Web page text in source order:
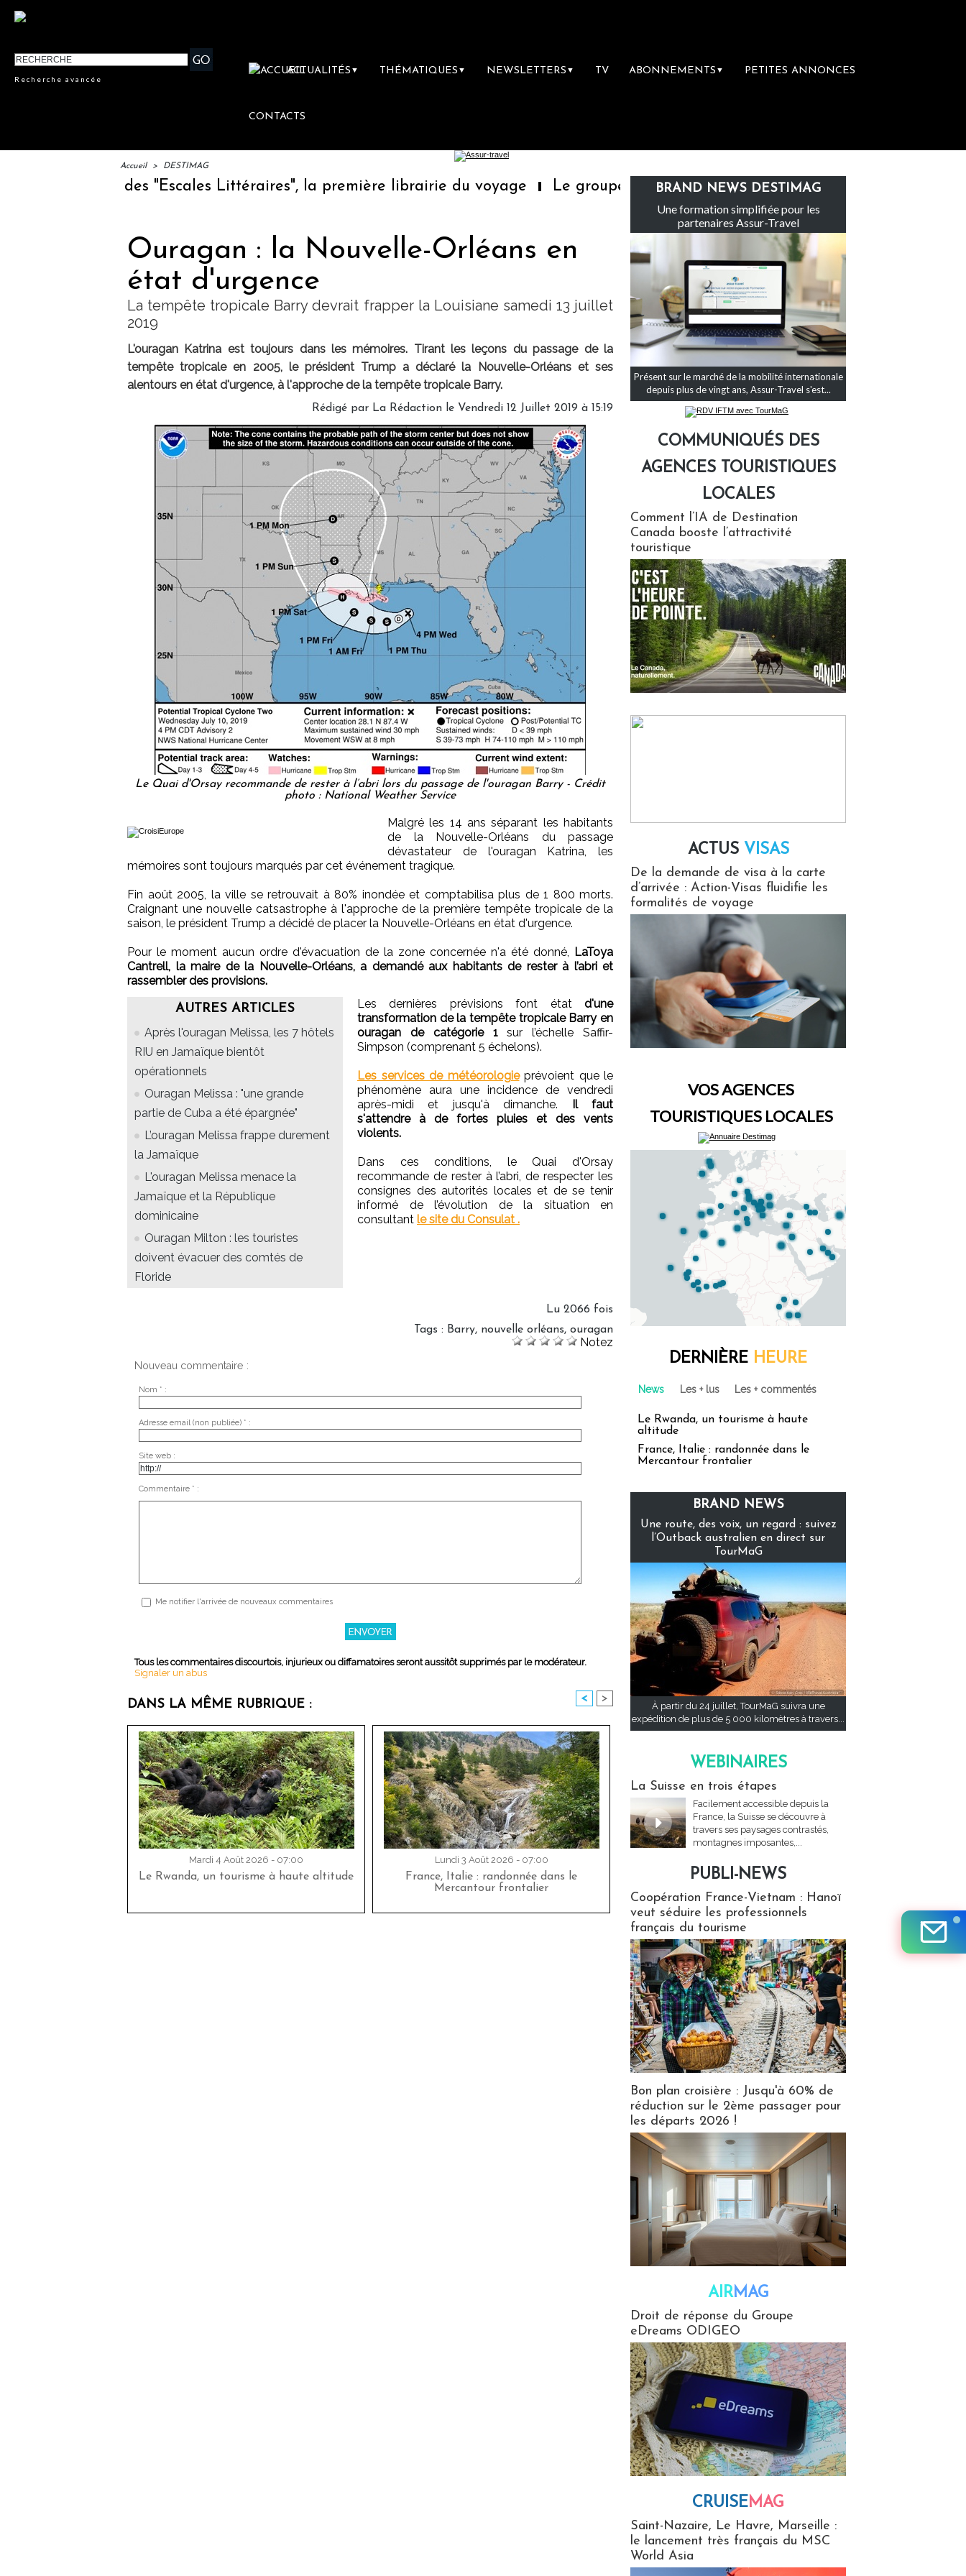
Recherche avancée
ACTUALITÉS ▼ THÉMATIQUES ▼ NEWSLETTERS ▼ TV ABONNEMENTS ▼ PETITES ANNONCES
CONTACTS
Accueil > DESTIMAG
: lancement des "Escales Littéraires", la première librairie du voyage Le groupe Sainte-Claire rachète Eden Tour
Ouragan : la Nouvelle-Orléans en
état d'urgence
La tempête tropicale Barry devrait frapper la Louisiane samedi 13 juillet
2019
L'ouragan Katrina est toujours dans les mémoires. Tirant les leçons du passage de la
tempête tropicale en 2005, le président Trump a déclaré la Nouvelle-Orléans et ses
alentours en état d'urgence, à l'approche de la tempête tropicale Barry.
Rédigé par La Rédaction le Vendredi 12 Juillet 2019 à 15:19
Le Quai d'Orsay recommande de rester à l’abri lors du passage de l'ouragan Barry - Crédit
photo : National Weather Service
Malgré les 14 ans séparant les habitants
de la Nouvelle-Orléans du passage
dévastateur de l'ouragan Katrina, les
mémoires sont toujours marqués par cet événement tragique.
Fin août 2005, la ville se retrouvait à 80% inondée et comptabilisa plus de 1 800 morts.
Craignant une nouvelle catsastrophe à l'approche de la première tempête tropicale de la
saison, le président Trump a décidé de placer la Nouvelle-Orléans en état d'urgence.
Pour le moment aucun ordre d'évacuation de la zone concernée n'a été donné, LaToya
Cantrell, la maire de la Nouvelle-Orléans, a demandé aux habitants de rester à l’abri et
rassembler des provisions.
AUTRES ARTICLES
Après l'ouragan Melissa, les 7 hôtels
RIU en Jamaïque bientôt
opérationnels
Ouragan Melissa : "une grande
partie de Cuba a été épargnée"
L’ouragan Melissa frappe durement
la Jamaïque
L'ouragan Melissa menace la
Jamaïque et la République
dominicaine
Ouragan Milton : les touristes
doivent évacuer des comtés de
Floride
Les dernières prévisions font état d'une
transformation de la tempête tropicale Barry en
ouragan de catégorie 1sur l’échelle Saffir-
Simpson (comprenant 5 échelons).
Les services de météorologieprévoient que le
phénomène aura une incidence de vendredi
après-midi et jusqu'à dimanche.
Il faut
s'attendre à de fortes pluies et des vents
violents.
Dans ces conditions, le Quai d'Orsay
recommande de rester à l’abri, de respecter les
consignes des autorités locales et de se tenir
informé de l’évolution de la situation en
consultant le site du Consulat .
Lu 2066 fois
Tags : Barry, nouvelle orléans, ouragan
Notez
Nouveau commentaire :
Nom * :
Adresse email (non publiée) * :
Site web :
Commentaire * :
Me notifier l'arrivée de nouveaux commentaires
Tous les commentaires discourtois, injurieux ou diffamatoires seront aussitôt supprimés par le modérateur.
Signaler un abus
DANS LA MÊME RUBRIQUE : < >
Mardi 4 Août 2026 - 07:00
Le Rwanda, un tourisme à haute altitude
Lundi 3 Août 2026 - 07:00
France, Italie : randonnée dans le
Mercantour frontalier
BRAND NEWS DESTIMAG
Une formation simplifiée pour les
partenaires Assur-Travel
Présent sur le marché de la mobilité internationale
depuis plus de vingt ans, Assur-Travel s'est...
COMMUNIQUÉS DES
AGENCES TOURISTIQUES
LOCALES
Comment l’IA de Destination
Canada booste l’attractivité
touristique
ACTUS VISAS
De la demande de visa à la carte
d’arrivée : Action-Visas fluidifie les
formalités de voyage
VOS AGENCES
TOURISTIQUES LOCALES
DERNIÈRE HEURE
News Les + lus Les + commentés
Le Rwanda, un tourisme à haute
altitude
France, Italie : randonnée dans le
Mercantour frontalier
BRAND NEWS
Une route, des voix, un regard : suivez
l’Outback australien en direct sur
TourMaG
À partir du 24 juillet, TourMaG suivra une
expédition de plus de 5 000 kilomètres à travers...
WEBINAIRES
La Suisse en trois étapes
Facilement accessible depuis la
France, la Suisse se découvre à
travers ses paysages contrastés,
montagnes imposantes,...
PUBLI-NEWS
Coopération France-Vietnam : Hanoï
veut séduire les professionnels
français du tourisme
Bon plan croisière : Jusqu'à 60% de
réduction sur le 2ème passager pour
les départs 2026 !
AIRMAG
Droit de réponse du Groupe
eDreams ODIGEO
CRUISEMAG
Saint-Nazaire, Le Havre, Marseille :
le lancement très français du MSC
World Asia